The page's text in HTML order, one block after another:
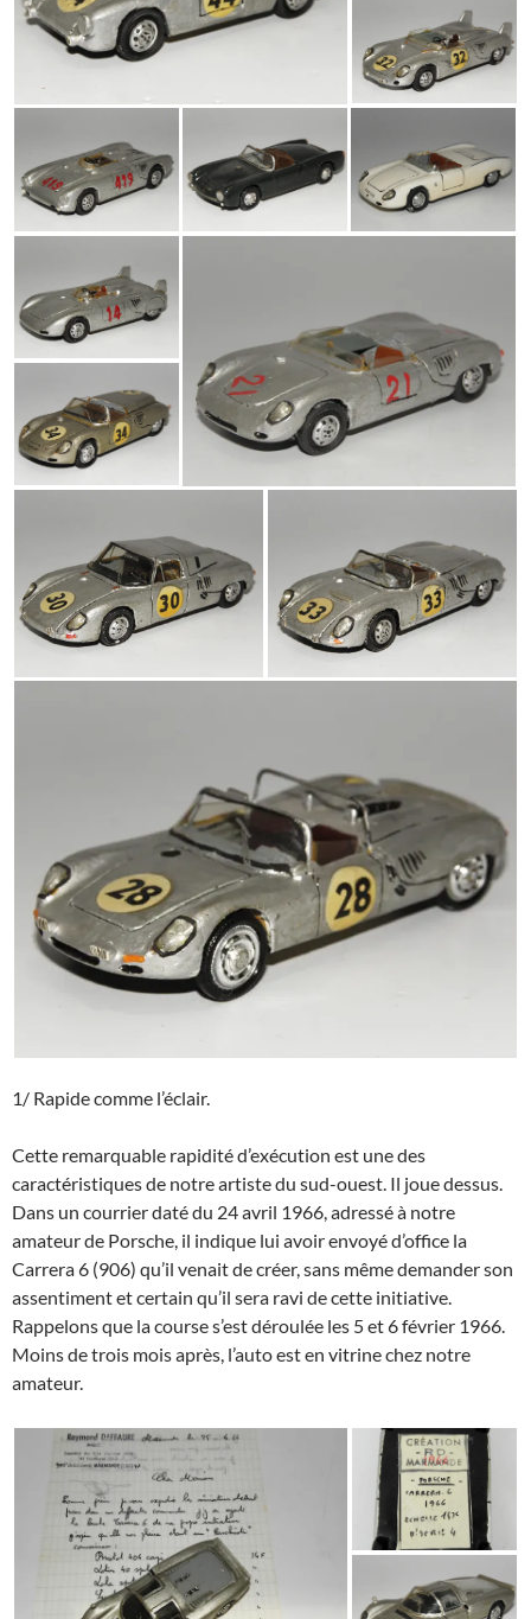
1/ Rapide comme l’éclair.
Cette remarquable rapidité d’exécution est une des
caractéristiques de notre artiste du sud-ouest. Il joue dessus.
Dans un courrier daté du 24 avril 1966, adressé à notre
amateur de Porsche, il indique lui avoir envoyé d’office la
Carrera 6 (906) qu’il venait de créer, sans même demander son
assentiment et certain qu’il sera ravi de cette initiative.
Rappelons que la course s’est déroulée les 5 et 6 février 1966.
Moins de trois mois après, l’auto est en vitrine chez notre
amateur.